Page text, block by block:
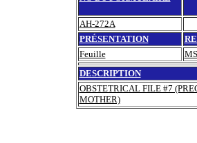
AH-272A
PRÉSENTATION
Feuille
DESCRIPTION
OBSTETRICAL FILE #7
MOTHER)